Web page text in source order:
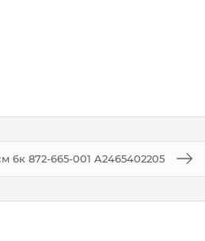
6к 872-665-001 A2465402205